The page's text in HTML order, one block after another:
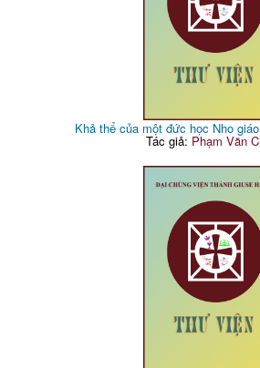
Khả thể của một đức học Nho
Tác giả: Phạm Văn